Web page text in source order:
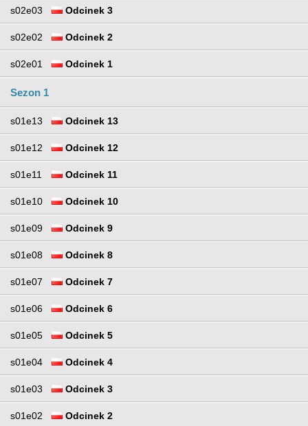
s02e03 Odcinek 3
s02e02 Odcinek 2
s02e01 Odcinek 1
Sezon 1
s01e13 Odcinek 13
s01e12 Odcinek 12
s01e11 Odcinek 11
s01e10 Odcinek 10
s01e09 Odcinek 9
s01e08 Odcinek 8
s01e07 Odcinek 7
s01e06 Odcinek 6
s01e05 Odcinek 5
s01e04 Odcinek 4
s01e03 Odcinek 3
s01e02 Odcinek 2